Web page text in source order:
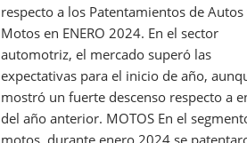
respecto a los Patentamientos de Autos
Motos en ENERO 2024. En el sector
automotriz, el mercado superó las
expectativas para el inicio de año,
mostró un fuerte descenso respecto a
del año anterior. MOTOS En el
motos, durante enero 2024 se